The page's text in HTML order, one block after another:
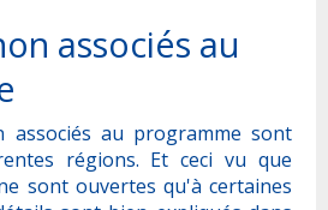
associés au
associés au programme sont
régions. Et ceci vu que
sont ouvertes qu'à certaines